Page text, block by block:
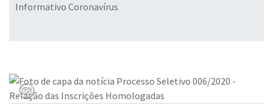
Informativo Coronavírus